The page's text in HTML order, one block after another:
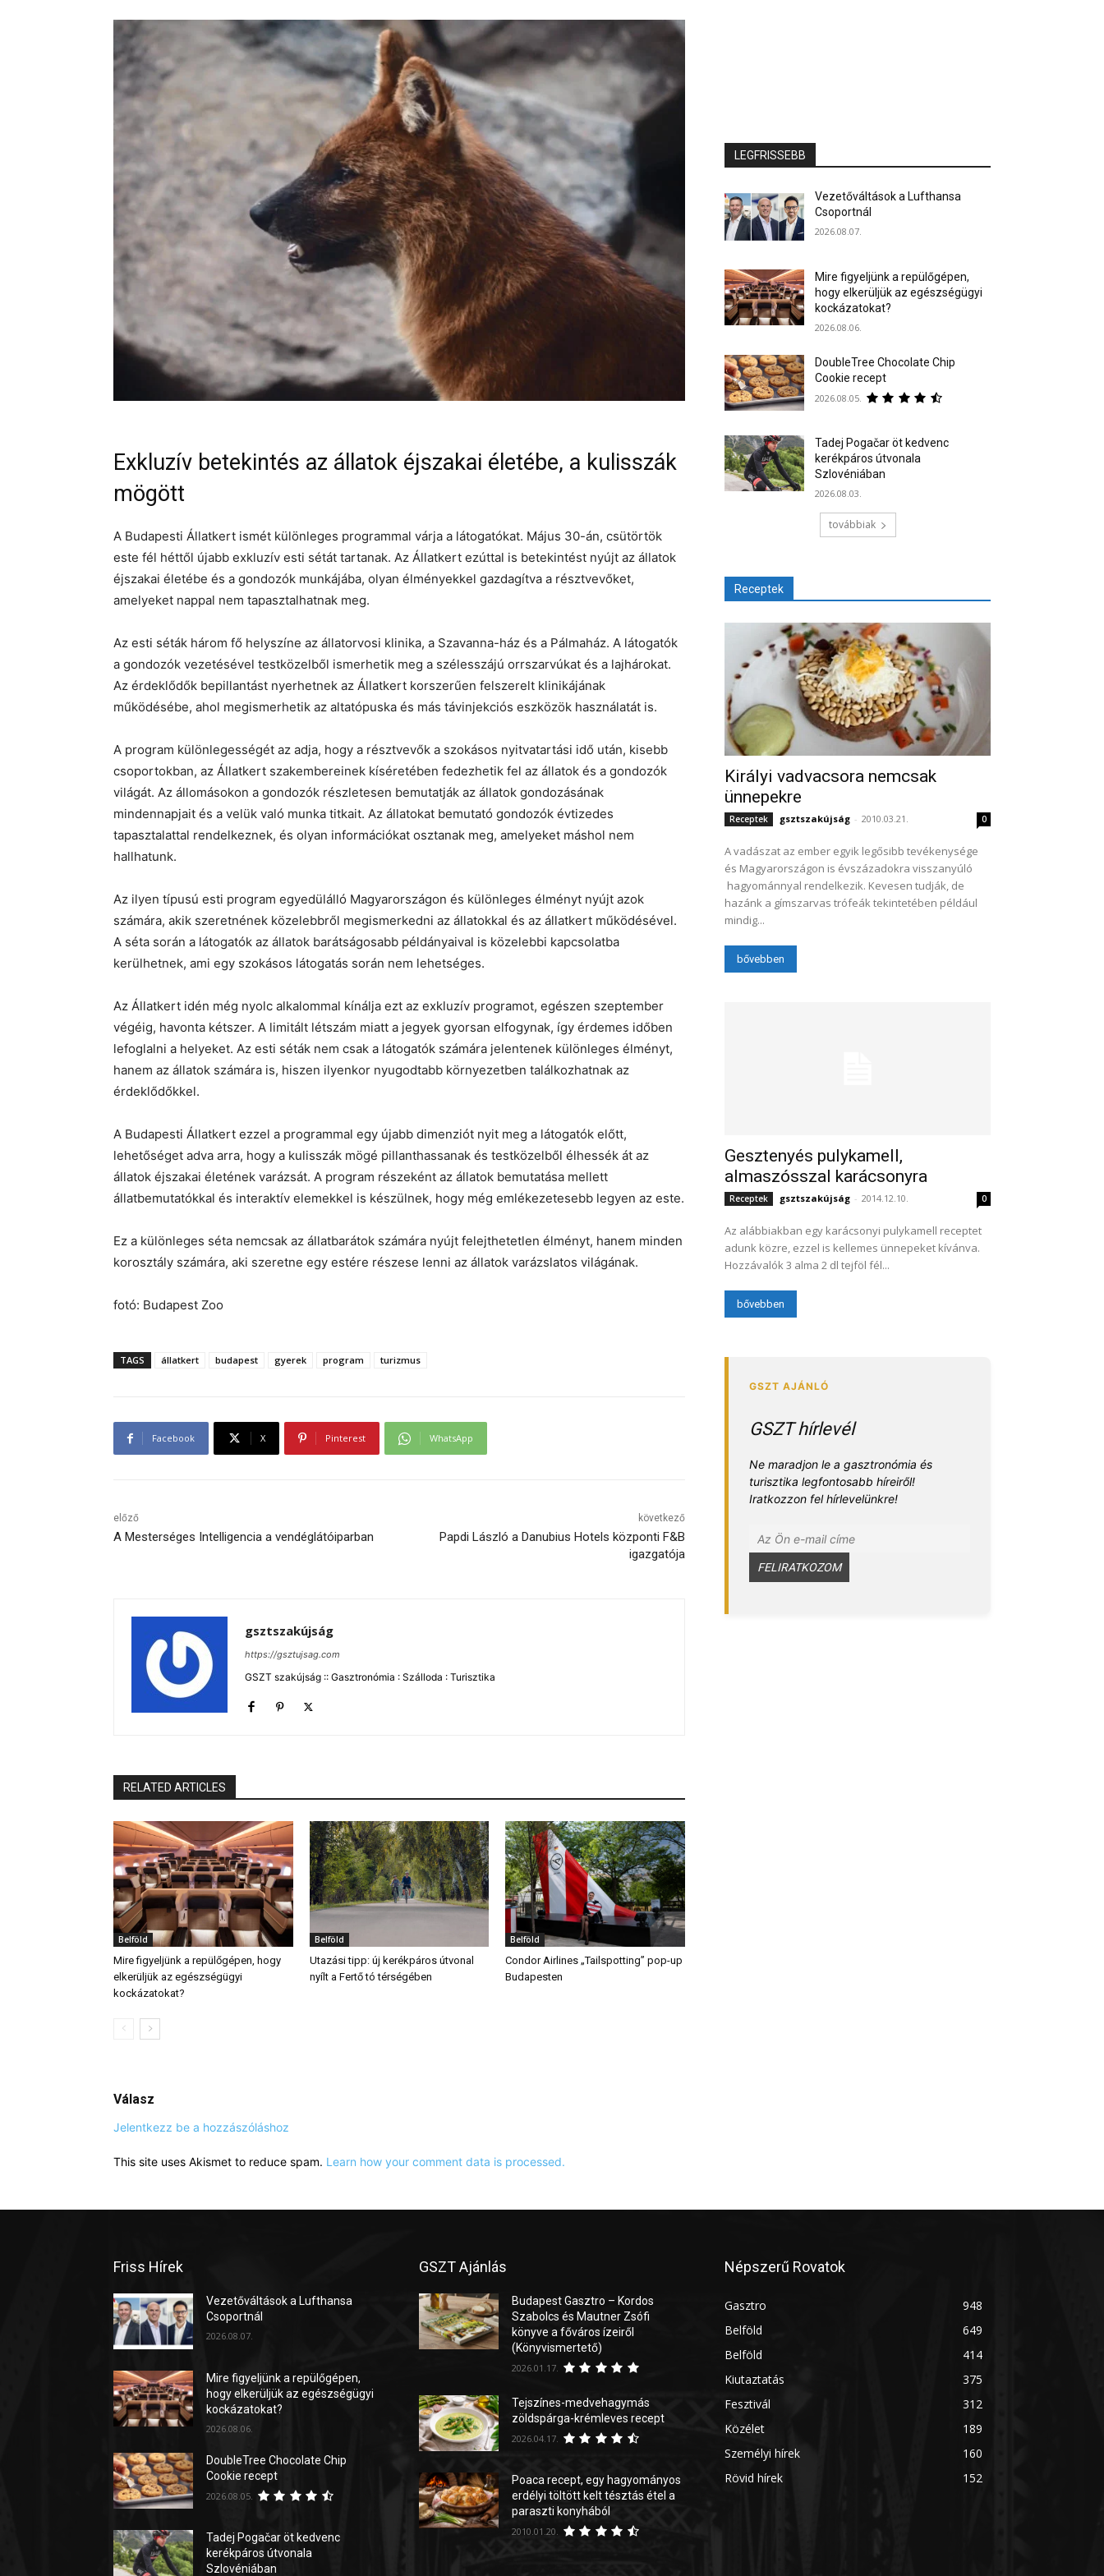
Exkluzív betekintés az állatok éjszakai életébe, a kulisszák
mögött
A Budapesti Állatkert ismét különleges programmal várja a látogatókat. Május 30-án, csütörtök
este fél héttől újabb exkluzív esti sétát tartanak. Az Állatkert ezúttal is betekintést nyújt az állatok
éjszakai életébe és a gondozók munkájába, olyan élményekkel gazdagítva a résztvevőket,
amelyeket nappal nem tapasztalhatnak meg.
Az esti séták három fő helyszíne az állatorvosi klinika, a Szavanna-ház és a Pálmaház. A látogatók
a gondozók vezetésével testközelből ismerhetik meg a szélesszájú orrszarvúkat és a lajhárokat.
Az érdeklődők bepillantást nyerhetnek az Állatkert korszerűen felszerelt klinikájának
működésébe, ahol megismerhetik az altatópuska és más távinjekciós eszközök használatát is.
A program különlegességét az adja, hogy a résztvevők a szokásos nyitvatartási idő után, kisebb
csoportokban, az Állatkert szakembereinek kíséretében fedezhetik fel az állatok és a gondozók
világát. Az állomásokon a gondozók részletesen bemutatják az állatok gondozásának
mindennapjait és a velük való munka titkait. Az állatokat bemutató gondozók évtizedes
tapasztalattal rendelkeznek, és olyan információkat osztanak meg, amelyeket máshol nem
hallhatunk.
Az ilyen típusú esti program egyedülálló Magyarországon és különleges élményt nyújt azok
számára, akik szeretnének közelebbről megismerkedni az állatokkal és az állatkert működésével.
A séta során a látogatók az állatok barátságosabb példányaival is közelebbi kapcsolatba
kerülhetnek, ami egy szokásos látogatás során nem lehetséges.
Az Állatkert idén még nyolc alkalommal kínálja ezt az exkluzív programot, egészen szeptember
végéig, havonta kétszer. A limitált létszám miatt a jegyek gyorsan elfogynak, így érdemes időben
lefoglalni a helyeket. Az esti séták nem csak a látogatók számára jelentenek különleges élményt,
hanem az állatok számára is, hiszen ilyenkor nyugodtabb környezetben találkozhatnak az
érdeklődőkkel.
A Budapesti Állatkert ezzel a programmal egy újabb dimenziót nyit meg a látogatók előtt,
lehetőséget adva arra, hogy a kulisszák mögé pillanthassanak és testközelből élhessék át az
állatok éjszakai életének varázsát. A program részeként az állatok bemutatása mellett
állatbemutatókkal és interaktív elemekkel is készülnek, hogy még emlékezetesebb legyen az este.
Ez a különleges séta nemcsak az állatbarátok számára nyújt felejthetetlen élményt, hanem minden
korosztály számára, aki szeretne egy estére részese lenni az állatok varázslatos világának.
fotó: Budapest Zoo
TAGS állatkert budapest gyerek program turizmus
Facebook X Pinterest WhatsApp
előző
A Mesterséges Intelligencia a vendéglátóiparban
következő
Papdi László a Danubius Hotels központi F&B
igazgatója
gsztszakújság
https://gsztujsag.com
GSZT szakújság :: Gasztronómia : Szálloda : Turisztika
RELATED ARTICLES
Belföld
Mire figyeljünk a repülőgépen, hogy
elkerüljük az egészségügyi
kockázatokat?
Belföld
Utazási tipp: új kerékpáros útvonal
nyílt a Fertő tó térségében
Belföld
Condor Airlines „Tailspotting” pop-up
Budapesten
Válasz
Jelentkezz be a hozzászóláshoz
This site uses Akismet to reduce spam. Learn how your comment data is processed.
LEGFRISSEBB
Vezetőváltások a Lufthansa
Csoportnál
2026.08.07.
Mire figyeljünk a repülőgépen,
hogy elkerüljük az egészségügyi
kockázatokat?
2026.08.06.
DoubleTree Chocolate Chip
Cookie recept
2026.08.05.
Tadej Pogačar öt kedvenc
kerékpáros útvonala
Szlovéniában
2026.08.03.
továbbiak
Receptek
Királyi vadvacsora nemcsak
ünnepekre
Receptek gsztszakújság - 2010.03.21. 0
A vadászat az ember egyik legősibb tevékenysége
és Magyarországon is évszázadokra visszanyúló
hagyománnyal rendelkezik. Kevesen tudják, de
hazánk a gímszarvas trófeák tekintetében például
mindig...
bővebben
Gesztenyés pulykamell,
almaszósszal karácsonyra
Receptek gsztszakújság - 2014.12.10. 0
Az alábbiakban egy karácsonyi pulykamell receptet
adunk közre, ezzel is kellemes ünnepeket kívánva.
Hozzávalók 3 alma 2 dl tejföl fél...
bővebben
GSZT hírlevél
Ne maradjon le a gasztronómia és
turisztika legfontosabb híreiről!
Iratkozzon fel hírlevelünkre!
Friss Hírek
Vezetőváltások a Lufthansa
Csoportnál
2026.08.07.
Mire figyeljünk a repülőgépen,
hogy elkerüljük az egészségügyi
kockázatokat?
2026.08.06.
DoubleTree Chocolate Chip
Cookie recept
2026.08.05.
Tadej Pogačar öt kedvenc
kerékpáros útvonala
Szlovéniában
GSZT Ajánlás
Budapest Gasztro – Kordos
Szabolcs és Mautner Zsófi
könyve a főváros ízeiről
(Könyvismertető)
2026.01.17.
Tejszínes-medvehagymás
zöldspárga-krémleves recept
2026.04.17.
Poaca recept, egy hagyományos
erdélyi töltött kelt tésztás étel a
paraszti konyhából
2010.01.20.
Népszerű Rovatok
Gasztro
948
Belföld
649
Belföld
414
Kiutaztatás
375
Fesztivál
312
Közélet
189
Személyi hírek
160
Rövid hírek
152